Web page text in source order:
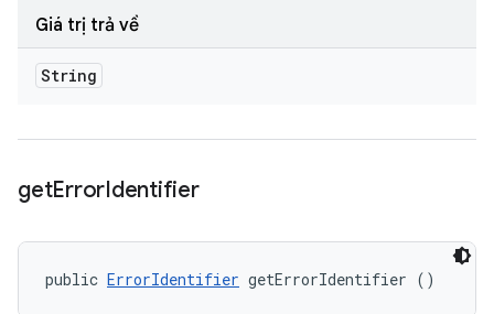
Giá trị trả về
String
getErrorIdentifier
public ErrorIdentifier getErrorIdentifier ()